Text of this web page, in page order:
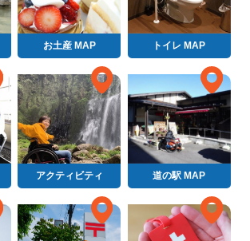
お土産 MAP トイレ MAP
アクティビティ 道の駅 MAP